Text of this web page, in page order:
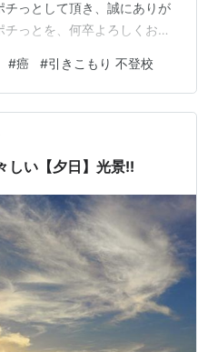
チっとして頂き、誠にありが
っとを、何卒よろしくお願
youtu.be 神化の女王播藦
↓ クリックでご覧頂けます
公開(^^)v◆ ～美道家として
を変える人たちの物語 序
#癌 #引きこもり 不登校
しい【夕日】光景!!